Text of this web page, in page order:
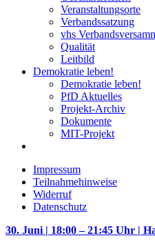
Veranstaltungsorte
Verbandssatzung
vhs
Qualität
Leitbild
Demokratie leben!
Demokratie leben!
PfD Aktuelles
Projekt-Archiv
Dokumente
MIT-Projekt
Impressum
Teilnahmehinweise
Widerruf
Datenschutz
30. Juni | 18:00 – 21:45 Uhr |